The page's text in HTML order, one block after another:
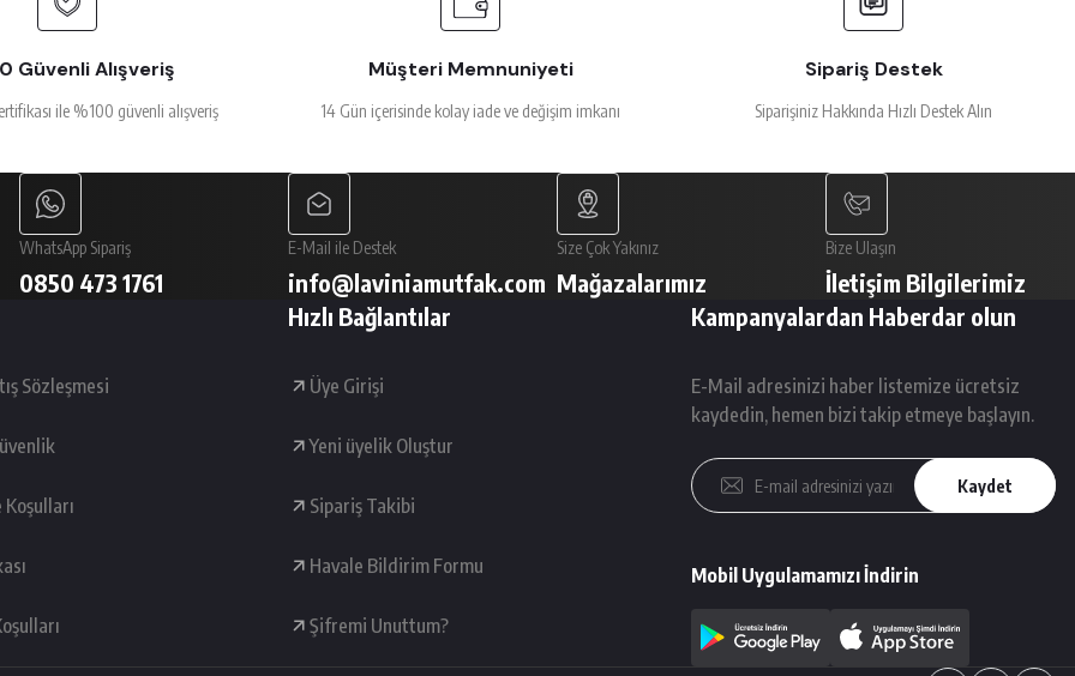
Güvenli Alışveriş
ile %100 güvenli alışveriş
Müşteri Memnuniyeti
14 Gün içerisinde kolay iade ve değişim imkanı
Sipariş Destek
Siparişiniz Hakkında Hızlı Destek Alın
WhatsApp Sipariş
0850 473 1761
E-Mail ile Destek
info@laviniamutfak.com
Size Çok Yakınız
Mağazalarımız
Bize Ulaşın
İletişim Bilgilerimiz
Sözleşmesi
Hızlı Bağlantılar
Üye Girişi
Yeni üyelik Oluştur
Sipariş Takibi
Havale Bildirim Formu
Şifremi Unuttum?
Kampanyalardan Haberdar olun
E-Mail adresinizi haber listemize ücretsiz
kaydedin, hemen bizi takip etmeye başlayın.
Kaydet
Mobil Uygulamamızı İndirin